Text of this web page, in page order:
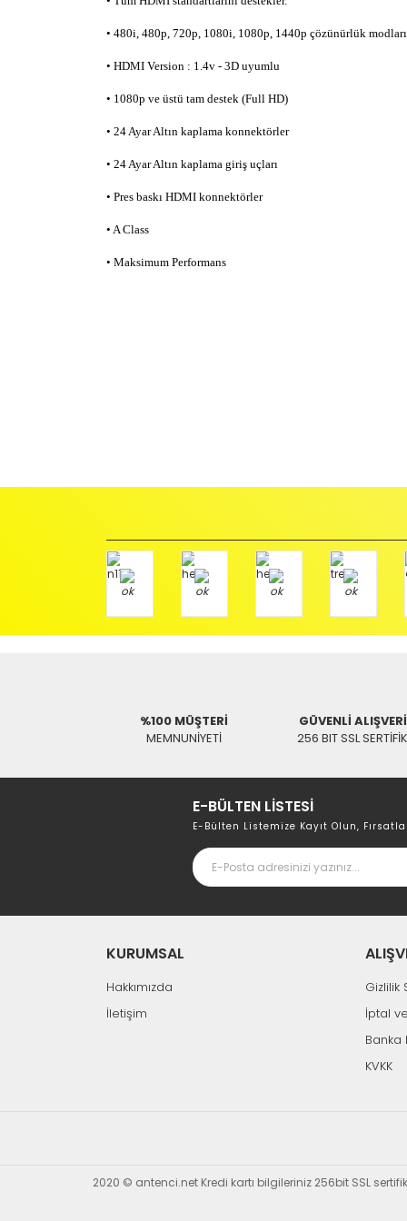
• 480i, 480p, 720p, 1080i, 1080p, 1440p çözünürlük
• HDMI Version : 1.4v - 3D uyumlu
• 1080p ve üstü tam destek (Full HD)
• 24 Ayar Altın kaplama konnektörler
• 24 Ayar Altın kaplama giriş uçları
• Pres baskı HDMI konnektörler
• A Class
• Maksimum Performans
başka bir müşteri tarafından satın alınamayacak
Antenci Elektronik San.Tic.Ltd.Şti.
Aras Kargo Anlaşma No : 152 294 193 1342
Tükendi
UpTech
%27
%100 MÜŞTERİ
MEMNUNİYETİ
GÜVENLİ
256 BIT SSL
E-BÜLTEN LİSTESİ
E-Bülten Listemize Kayıt Olun,
KURUMSAL
Hakkımızda
İletişim
Gizlilik
İptal
Banka
KVKK
2020 © antenci.net Kredi kartı bilgileriniz 256bit SSL